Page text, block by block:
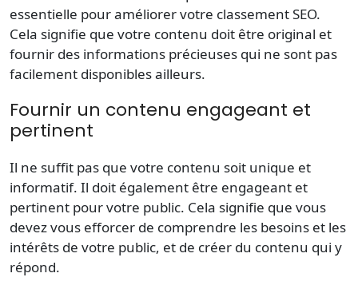
essentielle pour améliorer votre classement SEO.
Cela signifie que votre contenu doit être original et
fournir des informations précieuses qui ne sont pas
facilement disponibles ailleurs.
Fournir un contenu engageant et
pertinent
Il ne suffit pas que votre contenu soit unique et
informatif. Il doit également être engageant et
pertinent pour votre public. Cela signifie que vous
devez vous efforcer de comprendre les besoins et les
intérêts de votre public, et de créer du contenu qui y
répond.